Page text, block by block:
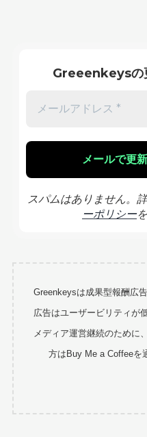
Greeenkeysの
スパムはありません。
ーポリシー
Greenkeysは成果型報酬広
広告はユーザービリティが
メディア運営継続のために
方はBuy Me a Coffeeを